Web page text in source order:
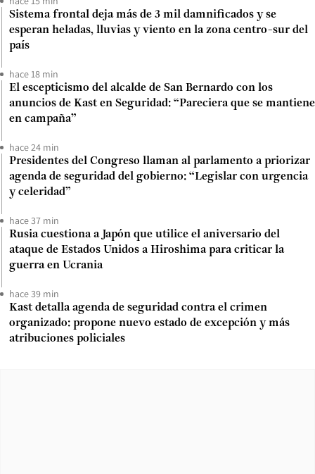
Sistema frontal deja más de 3 mil damnificados y se
esperan heladas, lluvias y viento en la zona centro-sur del
país
hace 18 min
El escepticismo del alcalde de San Bernardo con los
anuncios de Kast en Seguridad: “Pareciera que se mantiene
en campaña”
hace 24 min
Presidentes del Congreso llaman al parlamento a priorizar
agenda de seguridad del gobierno: “Legislar con urgencia
y celeridad”
hace 37 min
Rusia cuestiona a Japón que utilice el aniversario del
ataque de Estados Unidos a Hiroshima para criticar la
guerra en Ucrania
hace 39 min
Kast detalla agenda de seguridad contra el crimen
organizado: propone nuevo estado de excepción y más
atribuciones policiales